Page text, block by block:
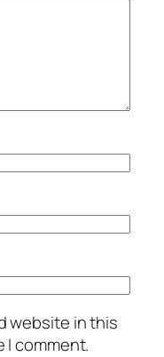
website in this
I comment.